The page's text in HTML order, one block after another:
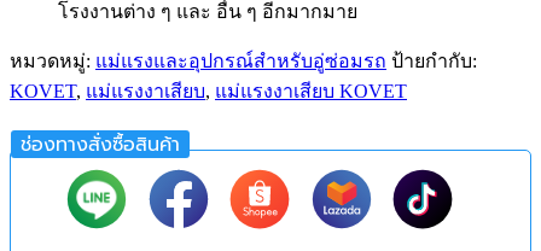
โรงงานต่าง ๆ และ อื่น ๆ อีกมากมาย
หมวดหมู่: แม่แรงและอุปกรณ์สำหรับอู่ซ่อมรถ ป้ายกำกับ:
KOVET, แม่แรงงาเสียบ, แม่แรงงาเสียบ KOVET
ช่องทางสั่งซื้อสินค้า